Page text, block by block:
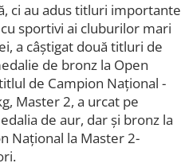
ci au adus titluri importante
sportivi ai cluburilor mari
a câştigat două titluri de
de bronz la Open
de Campion Naţional -
Master 2, a urcat pe
de aur, dar şi bronz la
Naţional la Master 2-